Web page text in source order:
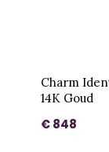
Charm
14K Goud
€ 848